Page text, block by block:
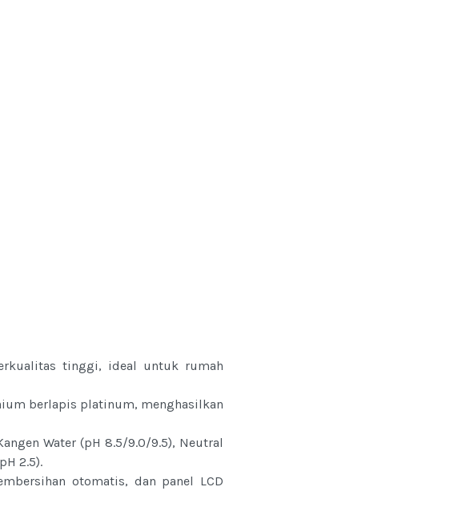
tinggi, ideal untuk rumah
berlapis platinum, menghasilkan
Water (pH 8.5/9.0/9.5), Neutral
2.5).
otomatis, dan panel LCD